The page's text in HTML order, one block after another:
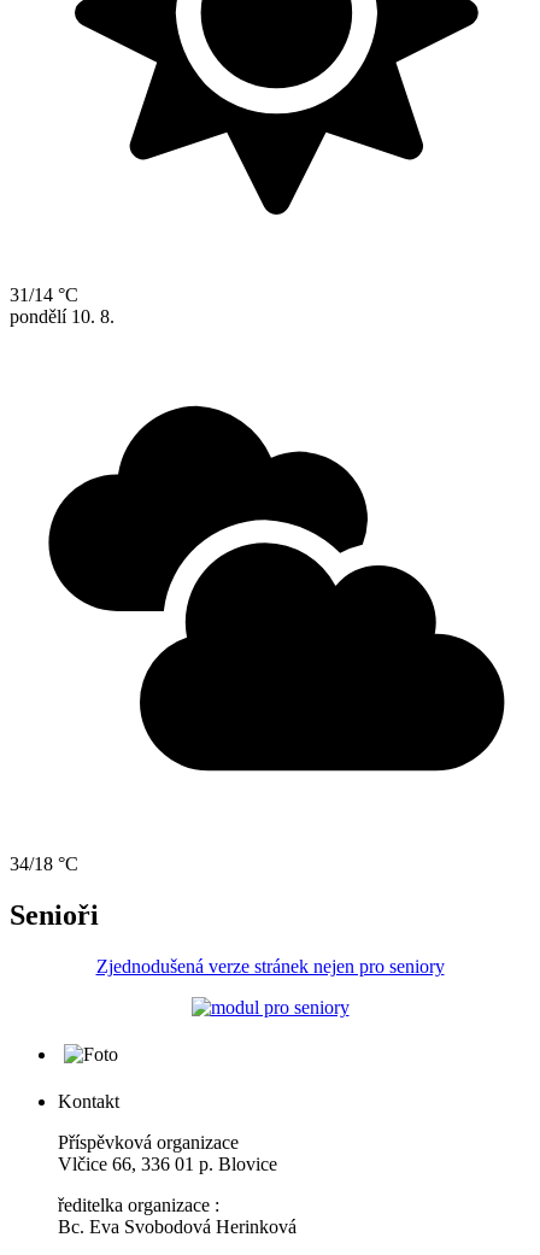
31/14 °C
pondělí 10. 8.
34/18 °C
Senioři
Zjednodušená verze stránek nejen pro seniory
Kontakt
Příspěvková organizace
Vlčice 66, 336 01 p. Blovice
ředitelka organizace :
Bc. Eva Svobodová Herinková